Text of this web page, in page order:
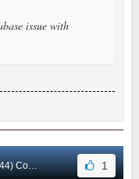
issue with
#85 1